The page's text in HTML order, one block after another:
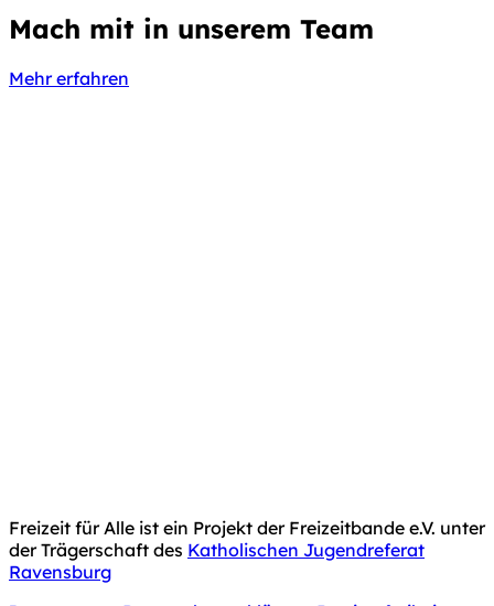
Mach mit in unserem Team
Mehr erfahren
Freizeit für Alle ist ein Projekt der Freizeitbande e.V. unter
der Trägerschaft des Katholischen Jugendreferat
Ravensburg